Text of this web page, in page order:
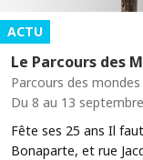
ACTU
Le Parcours des
Parcours des mondes
Du 8 au 13
Fête ses 25 ans Il
Bonaparte, et rue